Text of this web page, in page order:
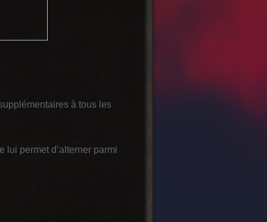
à tous les
lui permet d’alterner parmi